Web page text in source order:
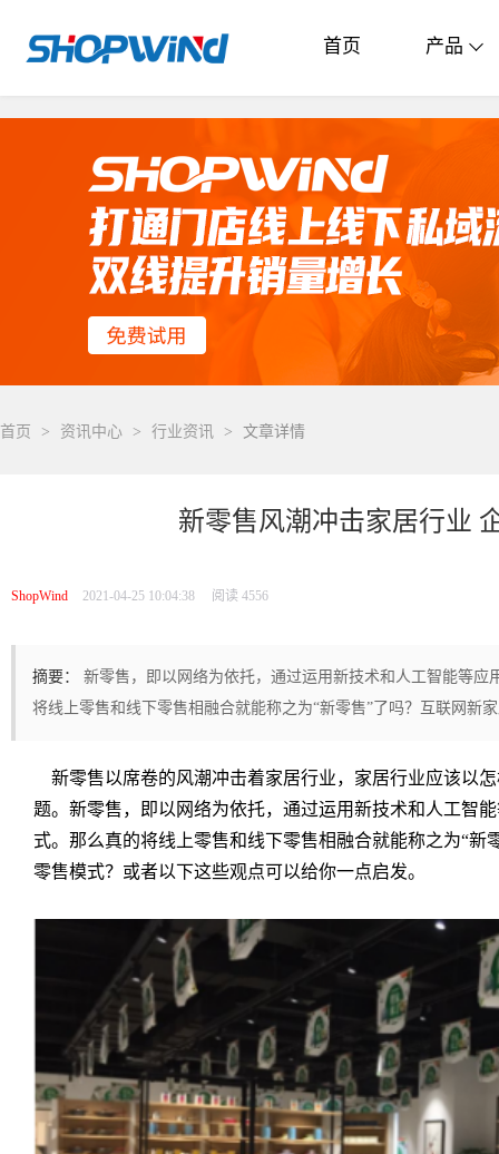
首页 产品
首页 > 资讯中心 > 行业资讯 > 文章详情
新零售风潮冲击家居行业
ShopWind 2021-04-25 10:04:38 阅读 4556
摘要：
新零售，即以网络为依托，通过运用新技术和人工智能等
将线上零售和线下零售相融合就能称之为“新零售”了吗？互联网新
新零售以席卷的风潮冲击着家居行业，家居行业应该以
题。新零售，即以网络为依托，通过运用新技术和人工智
式。那么真的将线上零售和线下零售相融合就能称之为“
零售模式？或者以下这些观点可以给你一点启发。